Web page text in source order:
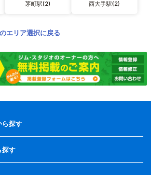
茅町駅(2) 西大手駅(2)
エリア選択に戻る
ら探す
探す